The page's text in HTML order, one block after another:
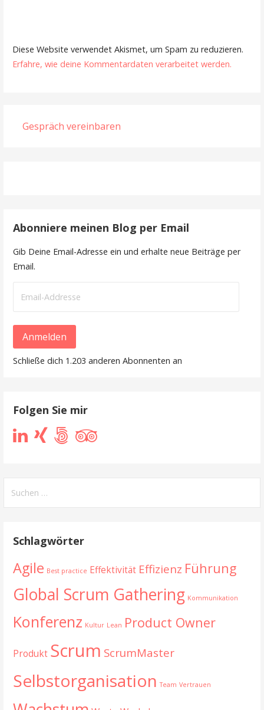
Diese Website verwendet Akismet, um Spam zu reduzieren.
Erfahre, wie deine Kommentardaten verarbeitet werden.
Gespräch vereinbaren
Abonniere meinen Blog per Email
Gib Deine Email-Adresse ein und erhalte neue Beiträge per
Email.
Addresse
Anmelden
Schließe dich 1.203 anderen Abonnenten an
Folgen Sie mir
nach:
Schlagwörter
Agile Best practice Effektivität Effizienz Führung
Global Scrum Gathering Kommunikation
Konferenz Kultur Lean Product Owner
Produkt Scrum ScrumMaster
Selbstorganisation Team Vertrauen